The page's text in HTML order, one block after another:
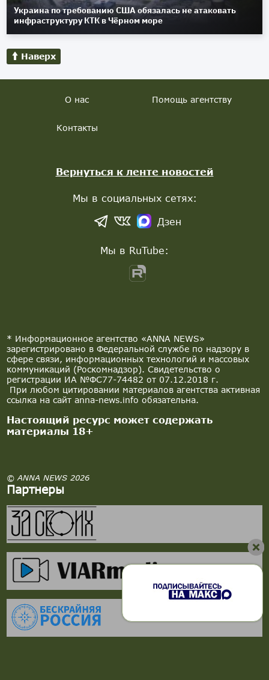
Украина по требованию США обязалась не атаковать
инфраструктуру КТК в Чёрном море
Наверх
* Информационное агентство «ANNA NEWS»
зарегистрировано в Федеральной службе по надзору в
сфере связи, информационных технологий и массовых
коммуникаций (Роскомнадзор). Свидетельство о
регистрации ИА №ФС77-74482 от 07.12.2018 г.
При любом цитировании материалов агентства активная
ссылка на сайт anna-news.info обязательна.
Настоящий ресурс может содержать
материалы 18+
© ANNA NEWS 2026
Партнеры
О нас Помощь агентству
Контакты
Вернуться к ленте новостей
Мы в социальных сетях:
Дзен
Мы в RuTube: